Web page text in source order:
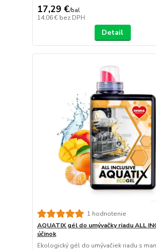
17,29 €/bal
14,06 € bez DPH
Detail
1 hodnotenie
AQUATIX gél do umývačky riadu ALL
účinok
Ekologický gél do umývačiek riadu s